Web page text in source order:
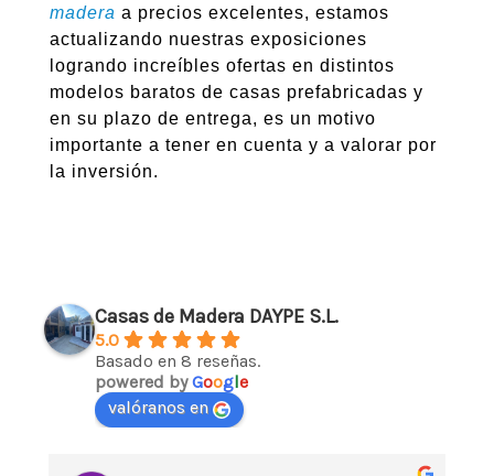
madera a precios excelentes, estamos
actualizando nuestras exposiciones
logrando increíbles ofertas en distintos
modelos baratos de casas prefabricadas y
en su plazo de entrega, es un motivo
importante a tener en cuenta y a valorar por
la inversión.
Casas de Madera DAYPE S.L.
5.0
Basado en 8 reseñas.
powered byGoogle
valóranos en